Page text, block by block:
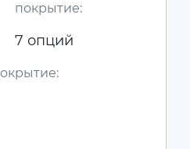
покрытие:
7 опций